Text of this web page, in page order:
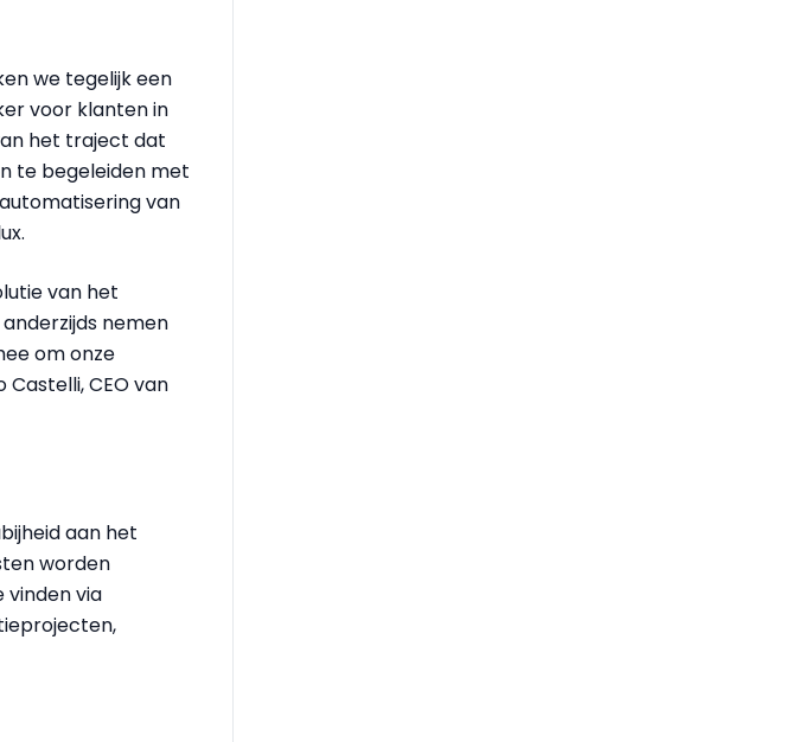
we tegelijk een
voor klanten in
het traject dat
te begeleiden met
van
van het
nemen
om onze
CEO van
aan het
worden
via